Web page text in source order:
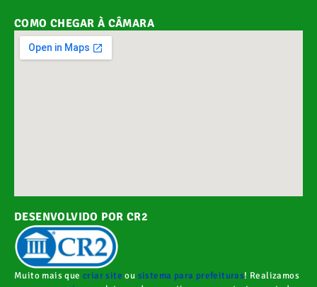
COMO CHEGAR À CÂMARA
DESENVOLVIDO POR CR2
Muito mais quecriar site ou sistema para prefeituras! Realizamos